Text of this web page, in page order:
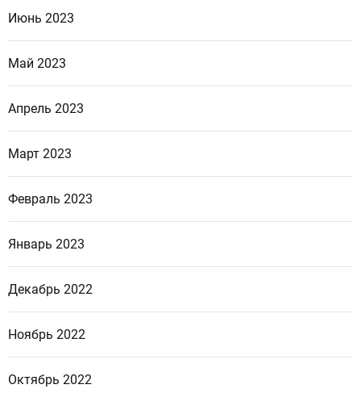
Июнь 2023
Май 2023
Апрель 2023
Март 2023
Февраль 2023
Январь 2023
Декабрь 2022
Ноябрь 2022
Октябрь 2022